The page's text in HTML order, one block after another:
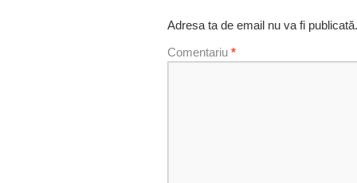
Adresa ta de email nu va fi publicată.
Comentariu *